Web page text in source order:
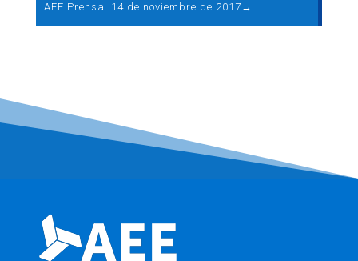
AEE Prensa. 14 de noviembre de 2017 →